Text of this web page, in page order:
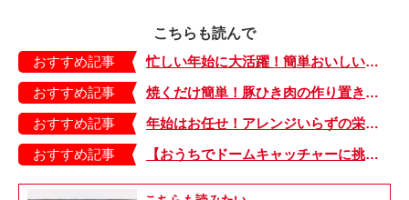
こちらも読んで
おすすめ記事
忙しい年始に大活躍！簡単おいしい「さば」の作り置きおかず・Vol.4
おすすめ記事
焼くだけ簡単！豚ひき肉の作り置きおかずで年末を乗り切る！・Vol.2
おすすめ記事
年始はお任せ！アレンジいらずの栄養たっぷり「サーモン」の作り置きおかず・Vol.3
おすすめ記事
【おうちでドームキャッチャーに挑戦だ】アンパンマン わくわくドームキャッチャー